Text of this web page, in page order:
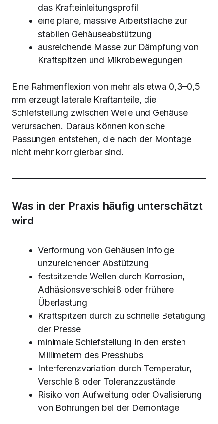
das Krafteinleitungsprofil
eine plane, massive Arbeitsfläche zur
stabilen Gehäuseabstützung
ausreichende Masse zur Dämpfung von
Kraftspitzen und Mikrobewegungen
Eine Rahmenflexion von mehr als etwa 0,3–0,5
mm erzeugt laterale Kraftanteile, die
Schiefstellung zwischen Welle und Gehäuse
verursachen. Daraus können konische
Passungen entstehen, die nach der Montage
nicht mehr korrigierbar sind.
Was in der Praxis häufig unterschätzt
wird
Verformung von Gehäusen infolge
unzureichender Abstützung
festsitzende Wellen durch Korrosion,
Adhäsionsverschleiß oder frühere
Überlastung
Kraftspitzen durch zu schnelle Betätigung
der Presse
minimale Schiefstellung in den ersten
Millimetern des Presshubs
Interferenzvariation durch Temperatur,
Verschleiß oder Toleranzzustände
Risiko von Aufweitung oder Ovalisierung
von Bohrungen bei der Demontage